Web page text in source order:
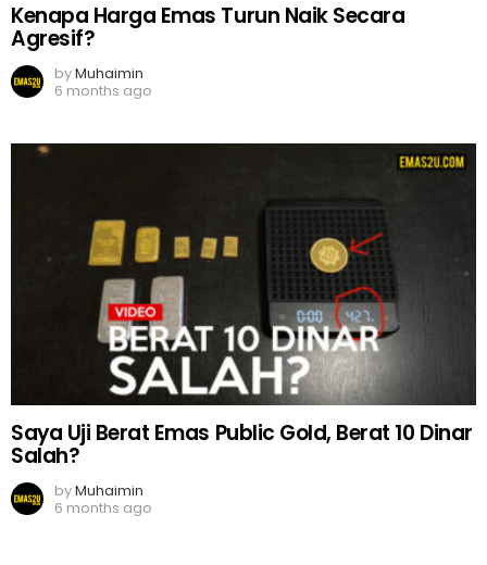
Kenapa Harga Emas Turun Naik Secara
Agresif?
byMuhaimin
6 months ago
Saya Uji Berat Emas Public Gold, Berat 10 Dinar
Salah?
byMuhaimin
6 months ago